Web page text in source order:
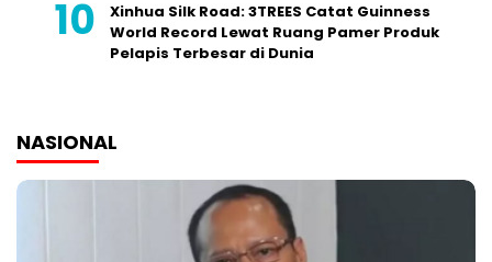
Xinhua Silk Road: 3TREES Catat Guinness
World Record Lewat Ruang Pamer Produk
Pelapis Terbesar di Dunia
NASIONAL